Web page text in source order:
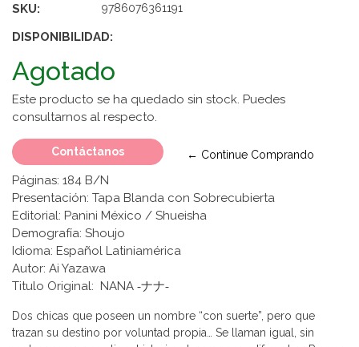
SKU: 9786076361191
DISPONIBILIDAD:
Agotado
Este producto se ha quedado sin stock. Puedes
consultarnos al respecto.
Contáctanos ← Continue Comprando
Páginas: 184 B/N
Presentación: Tapa Blanda con Sobrecubierta
Editorial: Panini México / Shueisha
Demografía: Shoujo
Idioma: Español Latiniamérica
Autor: Ai Yazawa
Titulo Original: NANA ‐ナナ‐
Dos chicas que poseen un nombre “con suerte”, pero que
trazan su destino por voluntad propia… Se llaman igual, sin